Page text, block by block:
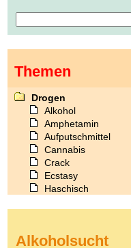
Themen
Drogen
Alkohol
Amphetamin
Aufputschmittel
Cannabis
Crack
Ecstasy
Haschisch
Kokain
Alkoholsucht